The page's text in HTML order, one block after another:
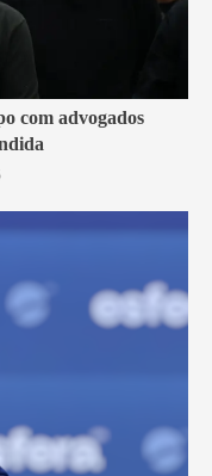
com advogados